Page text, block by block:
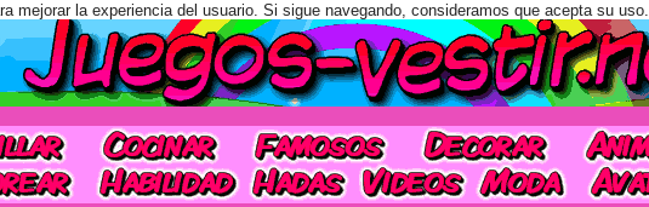
mejorar la experiencia del usuario. Si sigue navegando, consideramos que acepta su uso.